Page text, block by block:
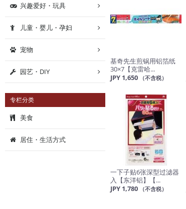
基奇先生煎锅用铝箔纸
30×7【克雷哈...
JPY 1,650
（不含税）
一下子贴6张深型过滤器
入【东洋铝】【...
JPY 1,780
（不含税）
兴趣爱好・玩具
儿童・婴儿・孕妇
宠物
园艺・DIY
专栏分类
美食
居住・生活方式